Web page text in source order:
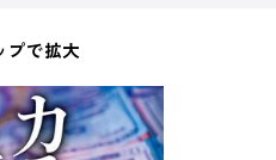
プで拡大